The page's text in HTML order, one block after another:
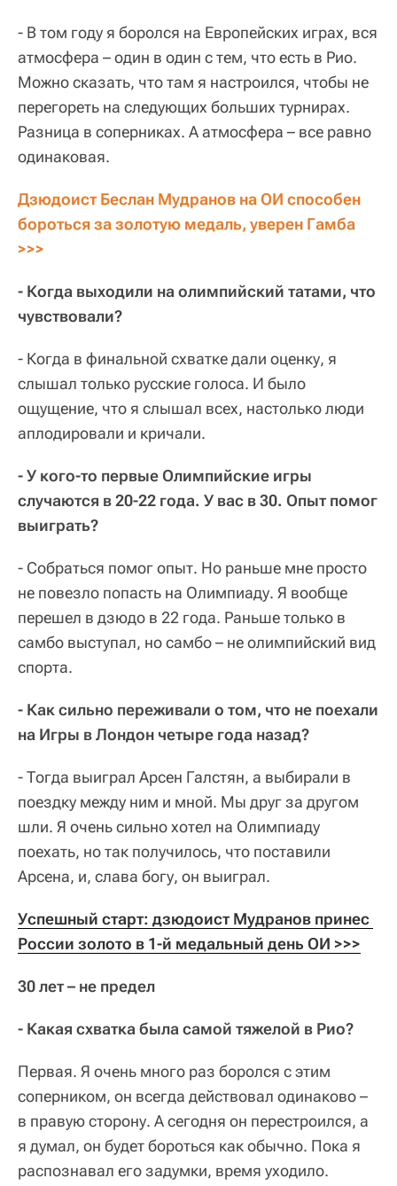
- В том году я боролся на Европейских играх, вся
атмосфера – один в один с тем, что есть в Рио.
Можно сказать, что там я настроился, чтобы не
перегореть на следующих больших турнирах.
Разница в соперниках. А атмосфера – все равно
одинаковая.
Дзюдоист Беслан Мудранов на ОИ способен
бороться за золотую медаль, уверен Гамба
>>>
- Когда выходили на олимпийский татами, что
чувствовали?
- Когда в финальной схватке дали оценку, я
слышал только русские голоса. И было
ощущение, что я слышал всех, настолько люди
аплодировали и кричали.
- У кого-то первые Олимпийские игры
случаются в 20-22 года. У вас в 30. Опыт помог
выиграть?
- Собраться помог опыт. Но раньше мне просто
не повезло попасть на Олимпиаду. Я вообще
перешел в дзюдо в 22 года. Раньше только в
самбо выступал, но самбо – не олимпийский вид
спорта.
- Как сильно переживали о том, что не поехали
на Игры в Лондон четыре года назад?
- Тогда выиграл Арсен Галстян, а выбирали в
поездку между ним и мной. Мы друг за другом
шли. Я очень сильно хотел на Олимпиаду
поехать, но так получилось, что поставили
Арсена, и, слава богу, он выиграл.
Успешный старт: дзюдоист Мудранов принес
России золото в 1-й медальный день ОИ >>>
30 лет – не предел
- Какая схватка была самой тяжелой в Рио?
Первая. Я очень много раз боролся с этим
соперником, он всегда действовал одинаково –
в правую сторону. А сегодня он перестроился, а
я думал, он будет бороться как обычно. Пока я
распознавал его задумки, время уходило.